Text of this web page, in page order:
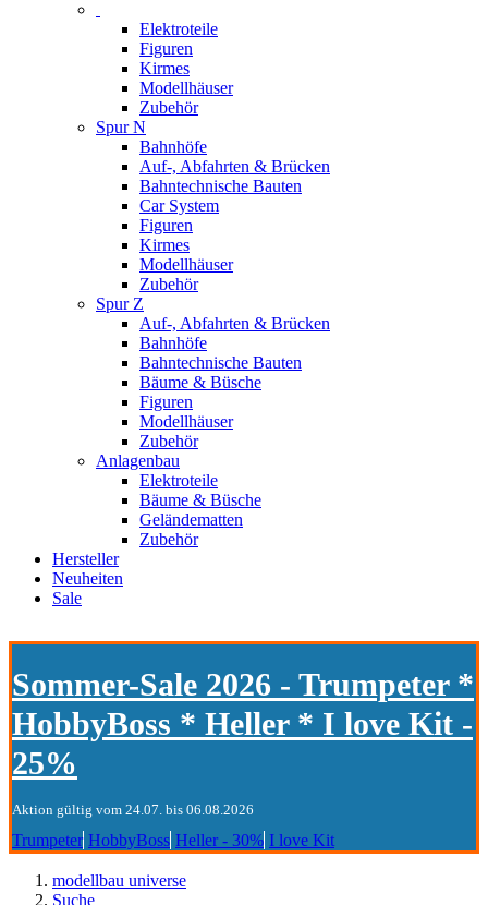
Elektroteile
Figuren
Kirmes
Modellhäuser
Zubehör
Spur N
Bahnhöfe
Auf-, Abfahrten & Brücken
Bahntechnische Bauten
Car System
Figuren
Kirmes
Modellhäuser
Zubehör
Spur Z
Auf-, Abfahrten & Brücken
Bahnhöfe
Bahntechnische Bauten
Bäume & Büsche
Figuren
Modellhäuser
Zubehör
Anlagenbau
Elektroteile
Bäume & Büsche
Geländematten
Zubehör
Hersteller
Neuheiten
Sale
Sommer-Sale 2026 - Trumpeter *
HobbyBoss * Heller * I love Kit -
25%
Aktion gültig vom 24.07. bis 06.08.2026
Trumpeter HobbyBoss Heller - 30% I love Kit
modellbau universe
Suche